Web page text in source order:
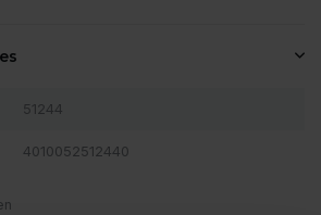
51244
4010052512440